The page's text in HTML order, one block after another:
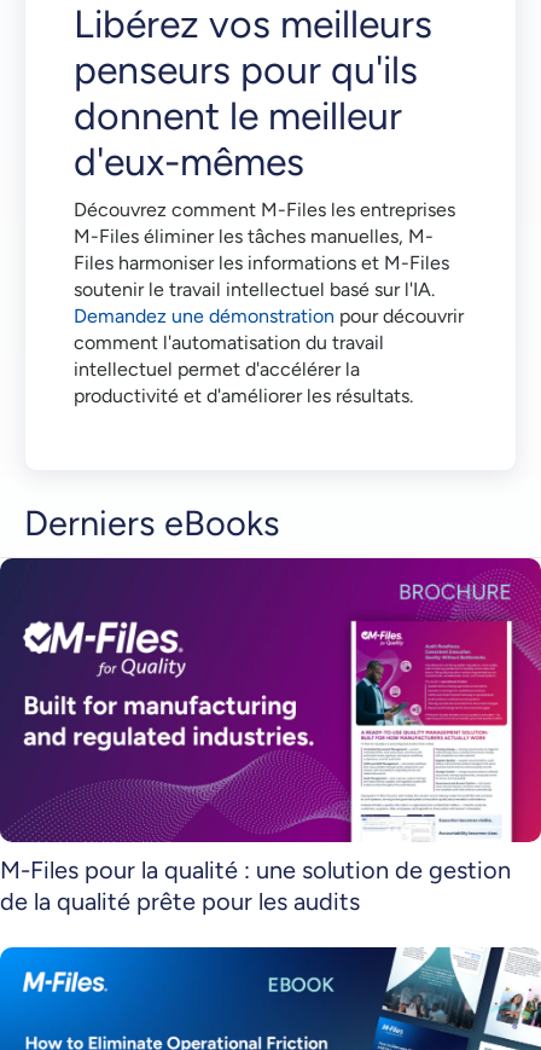
Libérez vos meilleurs
penseurs pour qu'ils
donnent le meilleur
d'eux-mêmes
Découvrez comment M-Files les entreprises
M-Files éliminer les tâches manuelles, M-
Files harmoniser les informations et M-Files
soutenir le travail intellectuel basé sur l'IA.
Demandez une démonstration pour découvrir
comment l'automatisation du travail
intellectuel permet d'accélérer la
productivité et d'améliorer les résultats.
Derniers eBooks
M-Files pour la qualité : une solution de gestion
de la qualité prête pour les audits